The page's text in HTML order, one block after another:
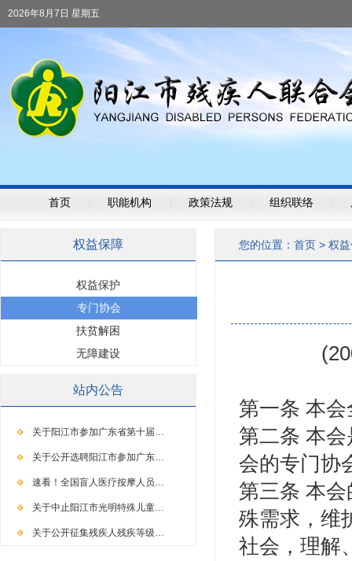
2026年8月7日 星期五
首页 职能机构 政策法规 组织联络
您的位置： 首页 > 权
第一条 本
第二条 本
会的专门协
第三条 本
殊需求，维
社会，理解
权益保障
权益保护
专门协会
扶贫解困
无障建设
站内公告
关于阳江市参加广东省第十届…
关于公开选聘阳江市参加广东…
速看！全国盲人医疗按摩人员…
关于中止阳江市光明特殊儿童…
关于公开征集残疾人残疾等级…